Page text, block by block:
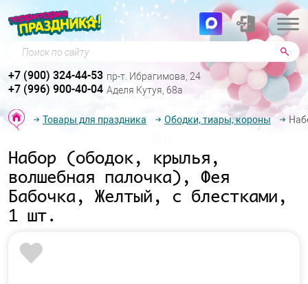
Поиск по сайту
+7 (900) 324-44-53 пр-т. Ибрагимова, 24
+7 (996) 900-40-04 Аделя Кутуя, 68а
Товары для праздника Ободки, тиары, короны
Набор (ободок, крылья,
волшебная палочка), Фея
Бабочка, Желтый, с блестками,
1 шт.